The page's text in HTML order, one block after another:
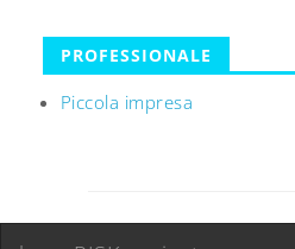
PROFESSIONALE
Piccola impresa